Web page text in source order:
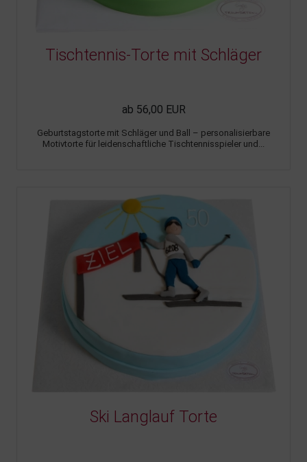
Tischtennis-Torte mit Schläger
ab 56,00 EUR
Geburtstagstorte mit Schläger und Ball – personalisierbare
Motivtorte für leidenschaftliche Tischtennisspieler und...
Ski Langlauf Torte